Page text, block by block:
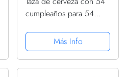
cumpleaños para 54
Más Info